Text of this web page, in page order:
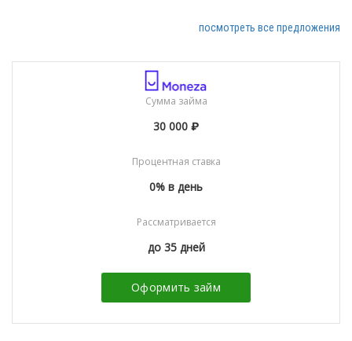
посмотреть все предложения
Сумма займа
30 000 ₽
Процентная ставка
0% в день
Рассматривается
до 35 дней
Оформить займ